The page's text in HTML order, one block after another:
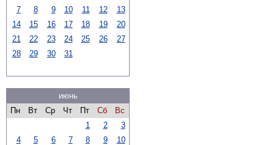
7
8 9 10 11 12
13
14
15 16 17 18 19
20
21
22 23 24 25 26
27
28
29 30 31
июнь
Пн
Вт Ср Чт Пт Сб
Вс
1
2
3
4
5 6 7 8 9
10